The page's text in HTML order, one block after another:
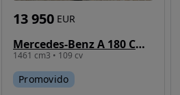
Mercedes-Benz A 180 CDI BE Edition Urban
1461 cm3 • 109 cv
13 950 EUR
Promovido